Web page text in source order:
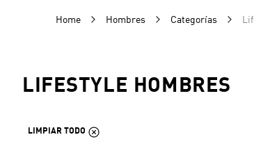
Home Hombres Categorías
LIFESTYLE HOMBRES
LIMPIAR TODO